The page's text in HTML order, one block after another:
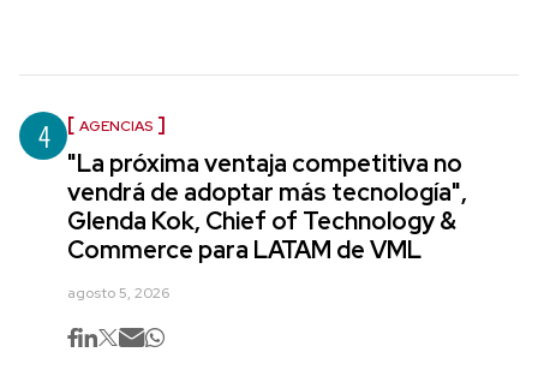
4 AGENCIAS
"La próxima ventaja competitiva no
vendrá de adoptar más tecnología",
Glenda Kok, Chief of Technology &
Commerce para LATAM de VML
agosto 5, 2026